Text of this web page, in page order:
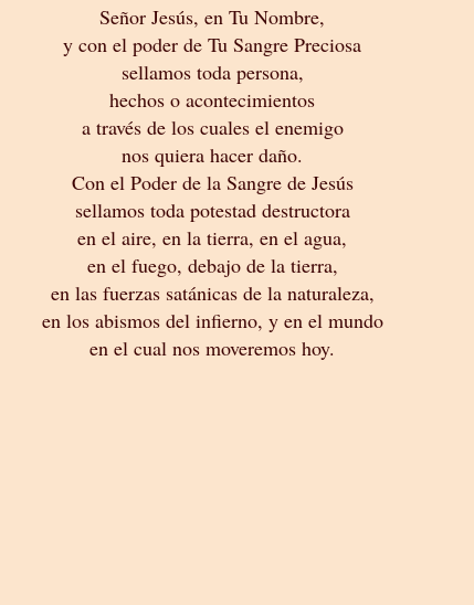
Señor Jesús, en Tu Nombre,
y con el poder de Tu Sangre Preciosa
sellamos toda persona,
hechos o acontecimientos
a través de los cuales el enemigo
nos quiera hacer daño.
Con el Poder de la Sangre de Jesús
sellamos toda potestad destructora
en el aire, en la tierra, en el agua,
en el fuego, debajo de la tierra,
en las fuerzas satánicas de la naturaleza,
en los abismos del infierno, y en el mundo
en el cual nos moveremos hoy.